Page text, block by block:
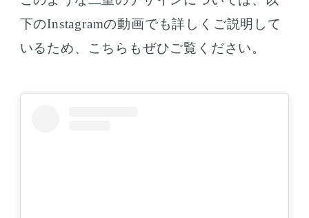
下のInstagramの動画でも詳しくご説明して
いるため、こちらもぜひご覧ください。